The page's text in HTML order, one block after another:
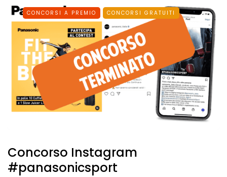
CONCORSI A PREMIO CONCORSI GRATUITI
Concorso Instagram
#panasonicsport